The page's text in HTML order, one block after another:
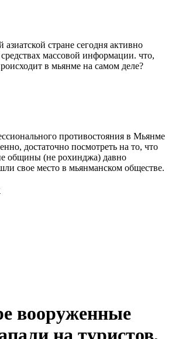
стране сегодня активно
массовой информации. что,
в мьянме на самом деле?
противостояния в Мьянме
достаточно посмотреть на то, что
общины (не рохинджа) давно
свое место в мьянманском обществе.
вооруженные
на туристов,